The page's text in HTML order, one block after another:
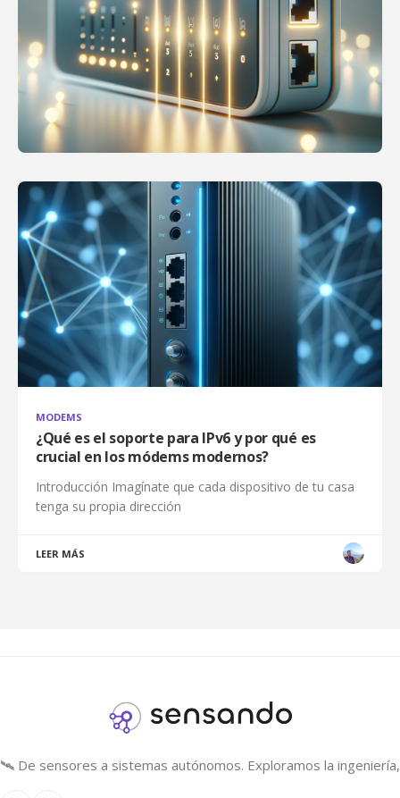
MODEMS
¿Qué es el soporte para IPv6 y por qué es
crucial en los módems modernos?
Introducción Imagínate que cada dispositivo de tu casa
tenga su propia dirección
LEER MÁS
🛰️ De sensores a sistemas autónomos. Exploramos la